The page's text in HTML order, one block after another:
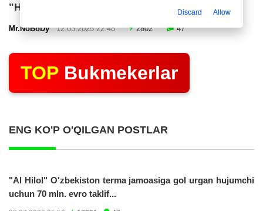
"Нефтчи" тақдимот маросими ўтказди
Mr.NoBoDy12.03.2025 22:48 2802 47
TOP Bukmekerlar
ENG KO'P O'QILGAN POSTLAR
"Al Hilol" O'zbekiston terma jamoasiga gol urgan hujumchi
uchun 70 mln. evro taklif...
Discard Allow